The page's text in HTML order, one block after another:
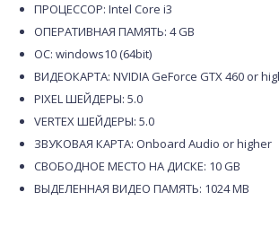
ПРОЦЕССОР: Intel Core i3
ОПЕРАТИВНАЯ ПАМЯТЬ: 4 GB
ОС: windows10 (64bit)
ВИДЕОКАРТА: NVIDIA GeForce GTX 460 or
PIXEL ШЕЙДЕРЫ: 5.0
VERTEX ШЕЙДЕРЫ: 5.0
ЗВУКОВАЯ КАРТА: Onboard Audio or higher
СВОБОДНОЕ МЕСТО НА ДИСКЕ: 10 GB
ВЫДЕЛЕННАЯ ВИДЕО ПАМЯТЬ: 1024 MB